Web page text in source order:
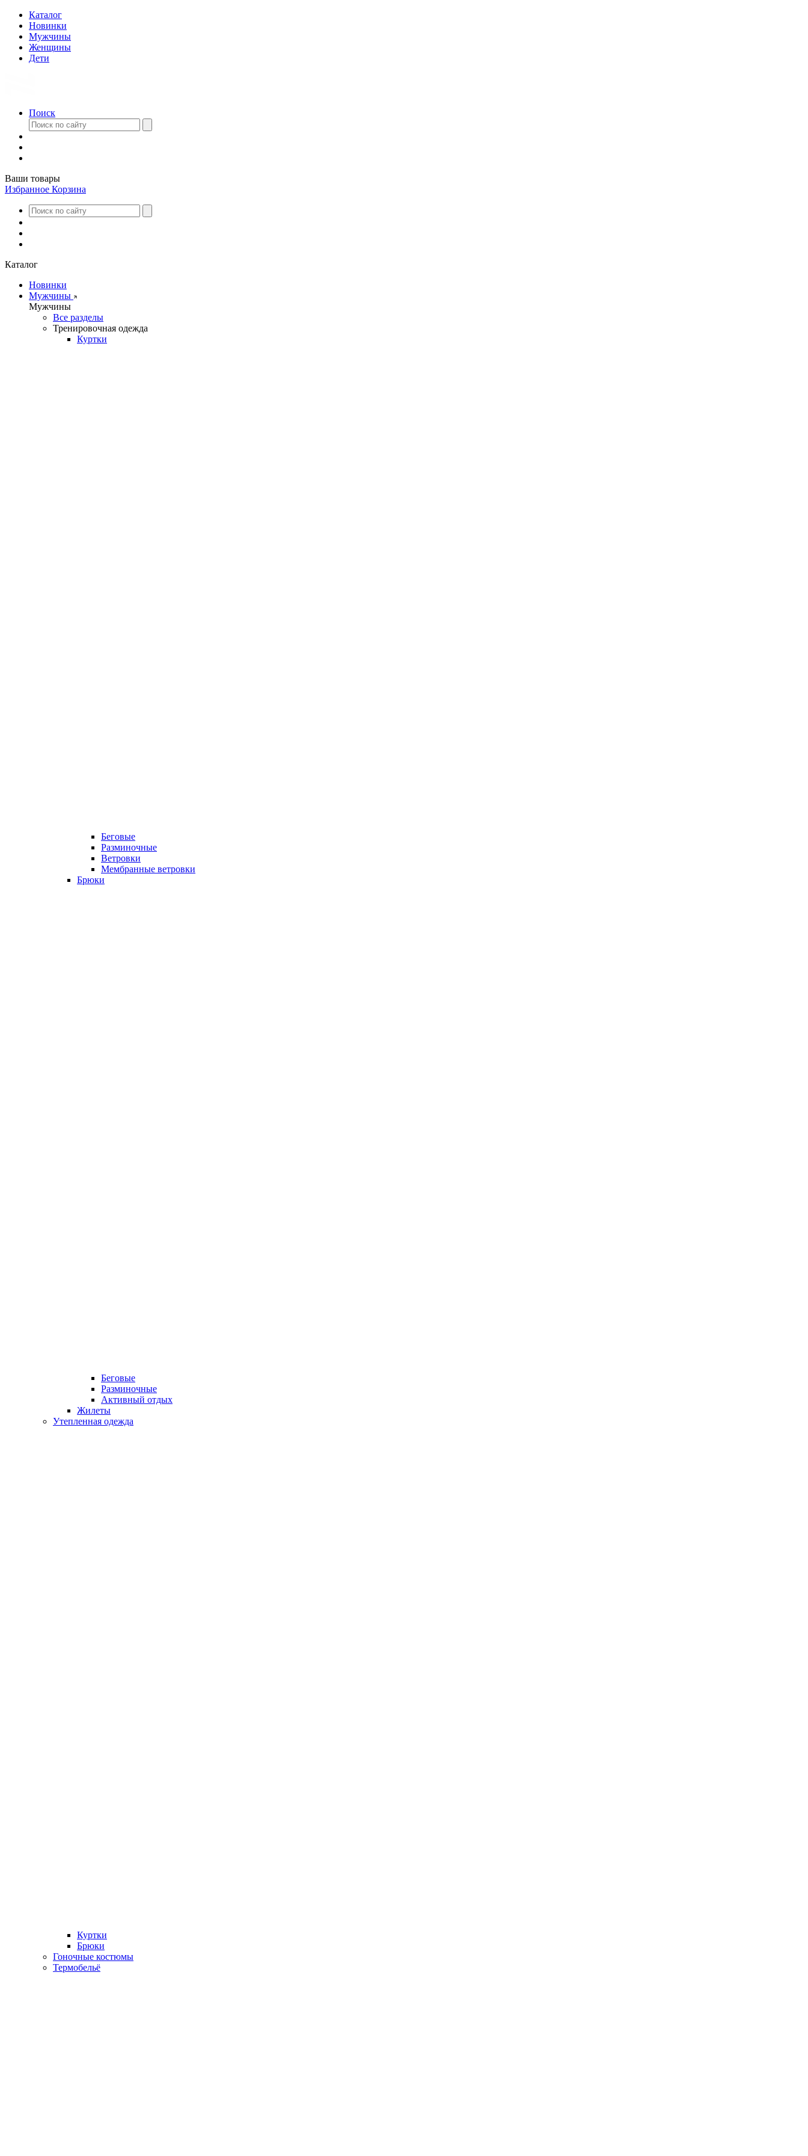
Каталог
Новинки
Мужчины
Женщины
Дети
Поиск
Ваши товары
Избранное Корзина
Каталог
Новинки
Мужчины
Мужчины
Все разделы
Тренировочная одежда
Куртки
Беговые
Разминочные
Ветровки
Мембранные ветровки
Брюки
Беговые
Разминочные
Активный отдых
Жилеты
Утепленная одежда
Куртки
Брюки
Гоночные костюмы
Термобельё